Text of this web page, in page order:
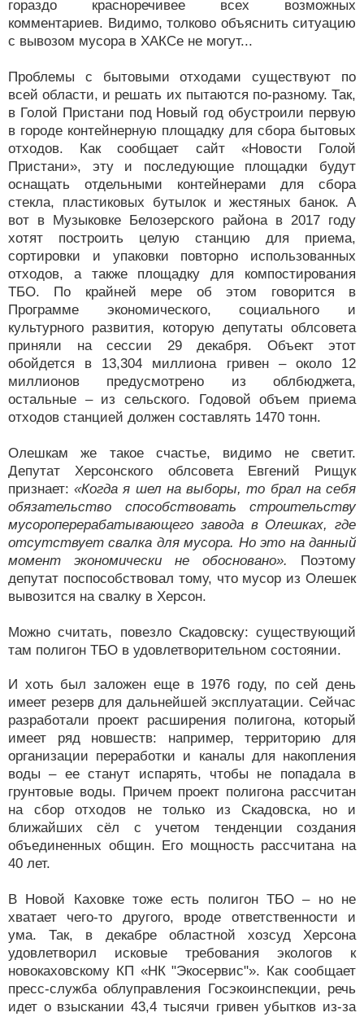
гораздо красноречивее всех возможных
комментариев. Видимо, толково объяснить ситуацию
с вывозом мусора в ХАКСе не могут...
Проблемы с бытовыми отходами существуют по
всей области, и решать их пытаются по-разному. Так,
в Голой Пристани под Новый год обустроили первую
в городе контейнерную площадку для сбора бытовых
отходов. Как сообщает сайт «Новости Голой
Пристани», эту и последующие площадки будут
оснащать отдельными контейнерами для сбора
стекла, пластиковых бутылок и жестяных банок. А
вот в Музыковке Белозерского района в 2017 году
хотят построить целую станцию для приема,
сортировки и упаковки повторно использованных
отходов, а также площадку для компостирования
ТБО. По крайней мере об этом говорится в
Программе экономического, социального и
культурного развития, которую депутаты облсовета
приняли на сессии 29 декабря. Объект этот
обойдется в 13,304 миллиона гривен – около 12
миллионов предусмотрено из облбюджета,
остальные – из сельского. Годовой объем приема
отходов станцией должен составлять 1470 тонн.
Олешкам же такое счастье, видимо не светит.
Депутат Херсонского облсовета Евгений Рищук
признает: «Когда я шел на выборы, то брал на себя
обязательство способствовать строительству
мусороперерабатывающего завода в Олешках, где
отсутствует свалка для мусора. Но это на данный
момент экономически не обосновано».
Поэтому
депутат поспособствовал тому, что мусор из Олешек
вывозится на свалку в Херсон.
Можно считать, повезло Скадовску: существующий
там полигон ТБО в удовлетворительном состоянии.
И хоть был заложен еще в 1976 году, по сей день
имеет резерв для дальнейшей эксплуатации. Сейчас
разработали проект расширения полигона, который
имеет ряд новшеств: например, территорию для
организации переработки и каналы для накопления
воды – ее станут испарять, чтобы не попадала в
грунтовые воды. Причем проект полигона рассчитан
на сбор отходов не только из Скадовска, но и
ближайших сёл с учетом тенденции создания
объединенных общин. Его мощность рассчитана на
40 лет.
В Новой Каховке тоже есть полигон ТБО – но не
хватает чего-то другого, вроде ответственности и
ума. Так, в декабре областной хозсуд Херсона
удовлетворил исковые требования экологов к
новокаховскому КП «НК "Экосервис"». Как сообщает
пресс-служба облуправления Госэкоинспекции, речь
идет о взыскании 43,4 тысячи гривен убытков из-за